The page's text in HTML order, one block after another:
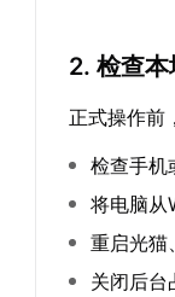
2. 检查
正式操作前
检查手机
将电脑从
重启光猫
关闭后台